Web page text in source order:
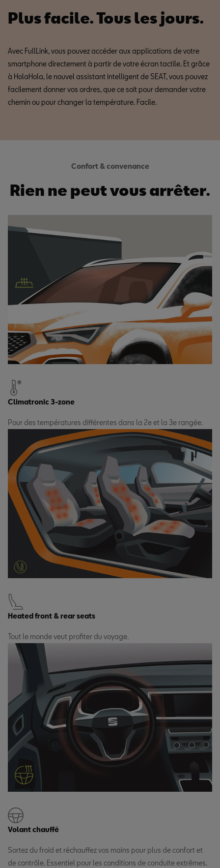
Plus facile. Tous les jours.
Avec FullLink, vous pouvez accéder aux applications de votre
smartphone directement à partir de votre écran tactile. Et grâce
à HolaHola, le nouvel assistant intelligent de SEAT, vous pouvez
facilement donner vos ordres, que ce soit pour demander votre
chemin ou pour changer la température. Facile.
Confort & convenance
Rien ne peut vous arrêter.
Climatronic 3-zone
Pour des températures différentes dans la 2e et la 3e rangée.
Heated front & rear seats
Tout le monde veut profiter du voyage.
Volant chauffé
Sortez du froid et réchauffez vos mains pour plus de confort et
de contrôle. Essentiel pour les conditions de conduite extrêmes.